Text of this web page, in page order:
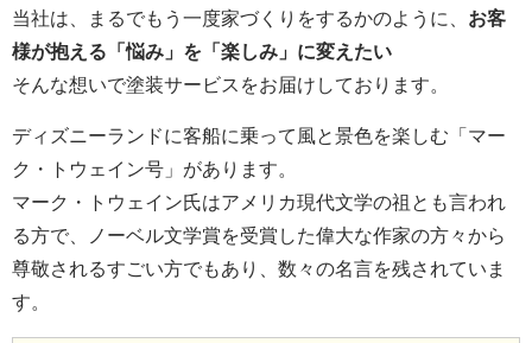
当社は、まるでもう一度家づくりをするかのように、 お客
様が抱える「悩み」を「楽しみ」に変えたい
そんな想いで塗装サービスをお届けしております。
ディズニーランドに客船に乗って風と景色を楽しむ「マー
ク・トウェイン号」があります。
マーク・トウェイン氏はアメリカ現代文学の祖とも言われ
る方で、ノーベル文学賞を受賞した偉大な作家の方々から
尊敬されるすごい方でもあり、数々の名言を残されていま
す。